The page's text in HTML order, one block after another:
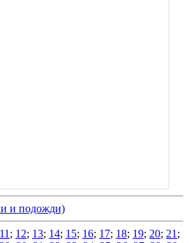
и подожди)
11 ; 12; 13; 14; 15; 16; 17; 18; 19; 20; 21 ;